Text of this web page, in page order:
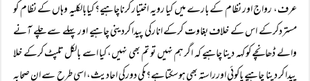
عرف، رواج اور نظام کے بارے میں کیا رویہ اختیار کرناچاہیے؟ کیابالکلیہ وہاں کے نظام کو
مستردکرکے اس کے خلاف بغاوت کرکے انارکی پیدا کردینی چاہیے اور پہلے سے چلے آنے
والے ڈھانچے کو کہہ دینا چاہیے کہ اگر ہم نہیں تو تم بھی نہیں، کیا اسے بالکل تلپٹ کرکے خلا
پیدا کر دینا چاہیے یاکوئی اورراستہ بھی ہوسکتاہے؟مکی دورکی احادیث، اسی طرح سے ان صحابہ